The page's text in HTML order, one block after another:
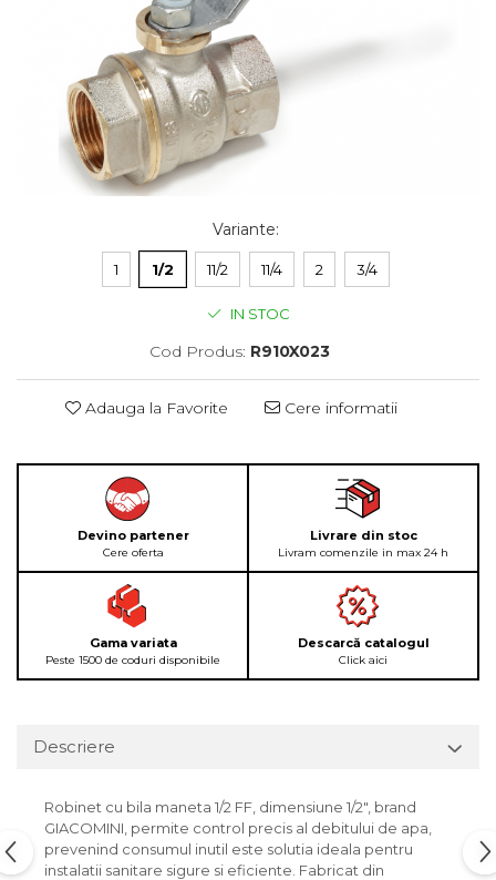
Variante:
1 1/2 11/2 11/4 2 3/4
IN STOC
Cod Produs: R910X023
Adauga la Favorite Cere informatii
Devino partener
Cere oferta
Livrare din stoc
Livram comenzile in max 24 h
Gama variata
Peste 1500 de coduri disponibile
Descarcă catalogul
Click aici
Descriere
Robinet cu bila maneta 1/2 FF, dimensiune 1/2", brand
GIACOMINI, permite control precis al debitului de apa,
prevenind consumul inutil este solutia ideala pentru
instalatii sanitare sigure si eficiente. Fabricat din